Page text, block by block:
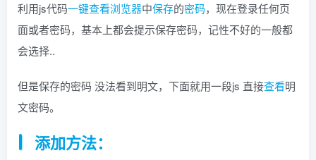
利用js代码一键查看浏览器中保存的密码，现在登录任何页
面或者密码，基本上都会提示保存密码，记性不好的一般都
会选择..
但是保存的密码 没法看到明文，下面就用一段js 直接查看明
文密码。
添加方法：